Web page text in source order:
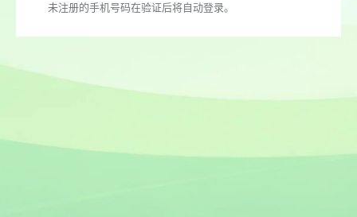
未注册的手机号码在验证后将自动登录。